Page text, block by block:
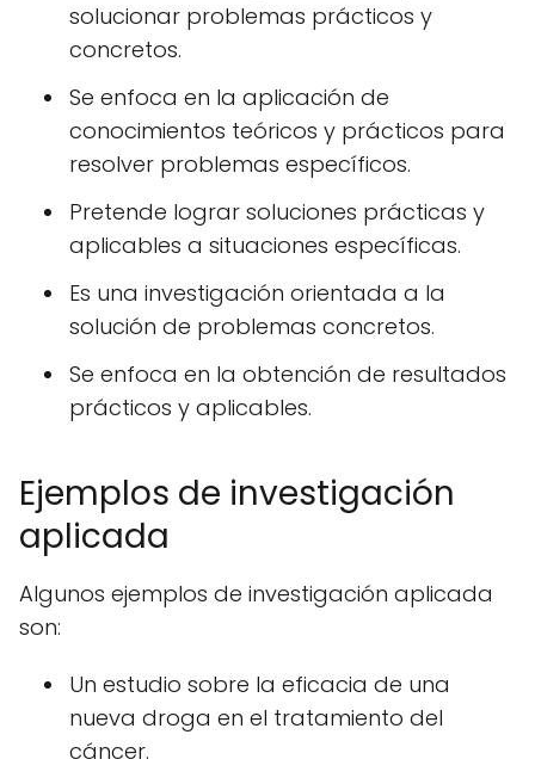
solucionar problemas prácticos y
concretos.
Se enfoca en la aplicación de
conocimientos teóricos y prácticos para
resolver problemas específicos.
Pretende lograr soluciones prácticas y
aplicables a situaciones específicas.
Es una investigación orientada a la
solución de problemas concretos.
Se enfoca en la obtención de resultados
prácticos y aplicables.
Ejemplos de investigación
aplicada
Algunos ejemplos de investigación aplicada
son:
Un estudio sobre la eficacia de una
nueva droga en el tratamiento del
cáncer.